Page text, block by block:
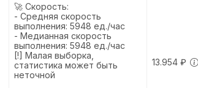
🚀 Скорость:
- Средняя скорость
выполнения: 5948 ед./час
- Медианная скорость
выполнения: 5948 ед./час
[!] Малая выборка,
статистика может быть
неточной
13.954 ₽